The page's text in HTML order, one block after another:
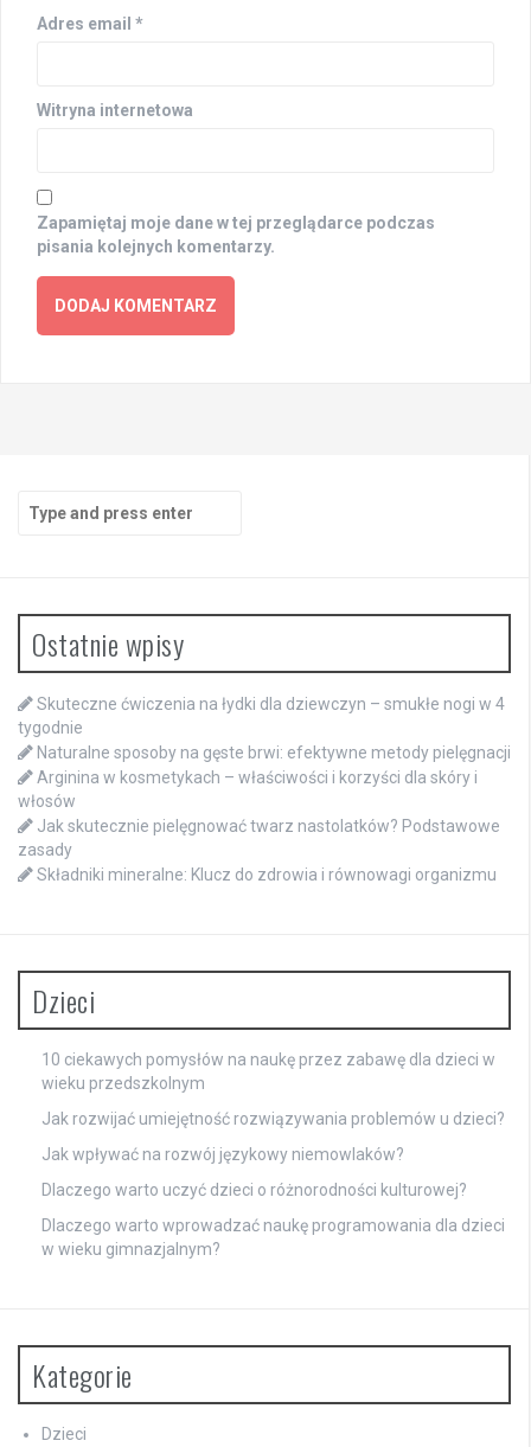
Adres email *
Witryna internetowa
Zapamiętaj moje dane w tej przeglądarce podczas
pisania kolejnych komentarzy.
Search
for:
Ostatnie wpisy
Skuteczne ćwiczenia na łydki dla dziewczyn – smukłe nogi w 4
tygodnie
Naturalne sposoby na gęste brwi: efektywne metody pielęgnacji
Arginina w kosmetykach – właściwości i korzyści dla skóry i
włosów
Jak skutecznie pielęgnować twarz nastolatków? Podstawowe
zasady
Składniki mineralne: Klucz do zdrowia i równowagi organizmu
Dzieci
10 ciekawych pomysłów na naukę przez zabawę dla dzieci w
wieku przedszkolnym
Jak rozwijać umiejętność rozwiązywania problemów u dzieci?
Jak wpływać na rozwój językowy niemowlaków?
Dlaczego warto uczyć dzieci o różnorodności kulturowej?
Dlaczego warto wprowadzać naukę programowania dla dzieci
w wieku gimnazjalnym?
Kategorie
Dzieci